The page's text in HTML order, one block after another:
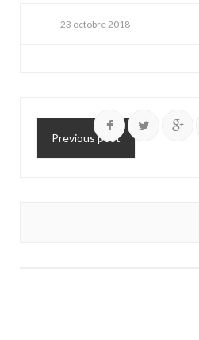
23 octobre 2018
Previous post